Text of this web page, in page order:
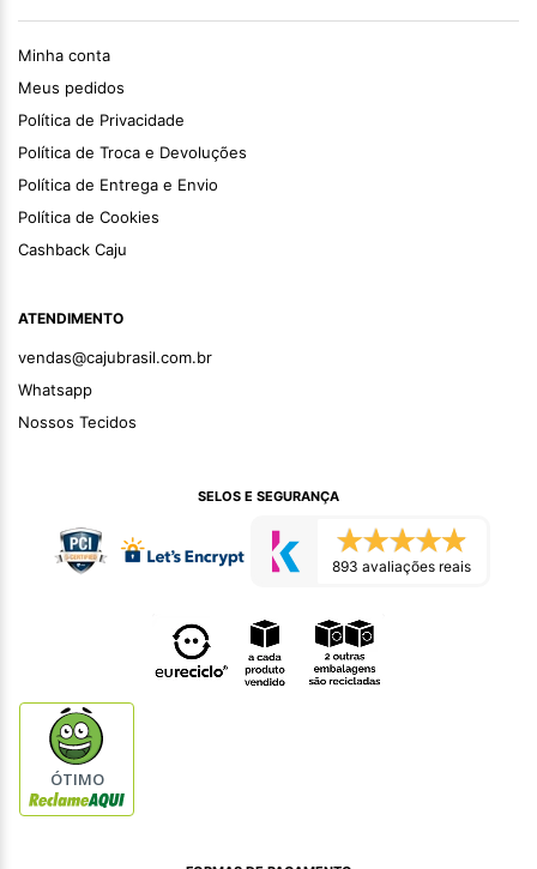
Minha conta
Meus pedidos
Política de Privacidade
Política de Troca e Devoluções
Política de Entrega e Envio
Política de Cookies
Cashback Caju
ATENDIMENTO
vendas@cajubrasil.com.br
Whatsapp
Nossos Tecidos
SELOS E SEGURANÇA
893 avaliações reais
ÓTIMO